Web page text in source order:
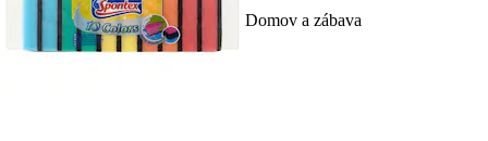
Domov a zábava